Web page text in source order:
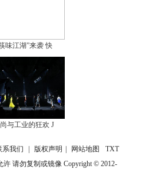
味江湖”来袭 快
与工业的狂欢 J
系我们 版权声明 网站地图
TXT
请勿复制或镜像 Copyright © 2012-